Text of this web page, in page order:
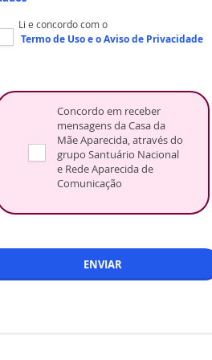
Li e concordo com o
Termo de Usoe oAviso de Privacidade
Concordo em receber
mensagens da Casa da
Mãe Aparecida, através do
grupo Santuário Nacional
e Rede Aparecida de
Comunicação
ENVIAR